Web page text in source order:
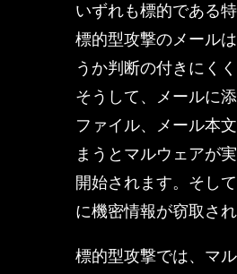
いずれも標的である
標的型攻撃のメール
うか判断の付きにく
そうして、メールに
ファイル、メール本
まうとマルウェアが
開始されます。そし
に機密情報が窃取され
標的型攻撃では、マ